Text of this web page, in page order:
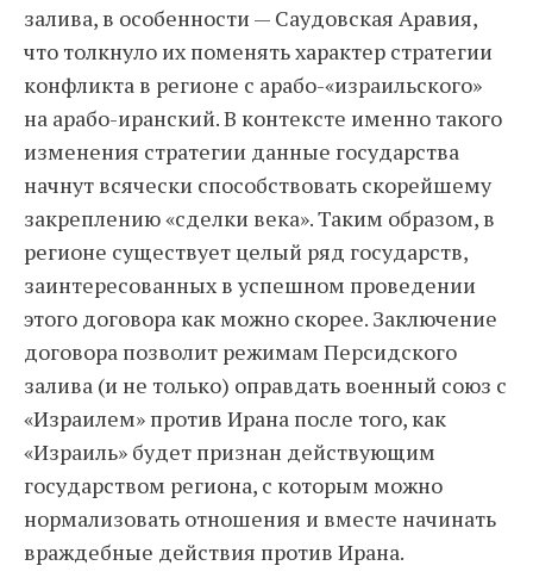
залива, в особенности — Саудовская Аравия,
что толкнуло их поменять характер стратегии
конфликта в регионе с арабо-«израильского»
на арабо-иранский. В контексте именно такого
изменения стратегии данные государства
начнут всячески способствовать скорейшему
закреплению «сделки века». Таким образом, в
регионе существует целый ряд государств,
заинтересованных в успешном проведении
этого договора как можно скорее. Заключение
договора позволит режимам Персидского
залива (и не только) оправдать военный союз с
«Израилем» против Ирана после того, как
«Израиль» будет признан действующим
государством региона, с которым можно
нормализовать отношения и вместе начинать
враждебные действия против Ирана.